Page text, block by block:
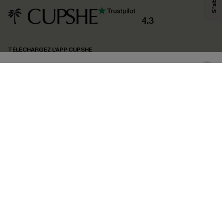
4.3
TÉLÉCHARGEZ L’APP CUPSHE
produits susceptibles de vous intéresser, conformément à notre
Politique de
confidentialité
. Vous pouvez vous désabonner à tout moment.